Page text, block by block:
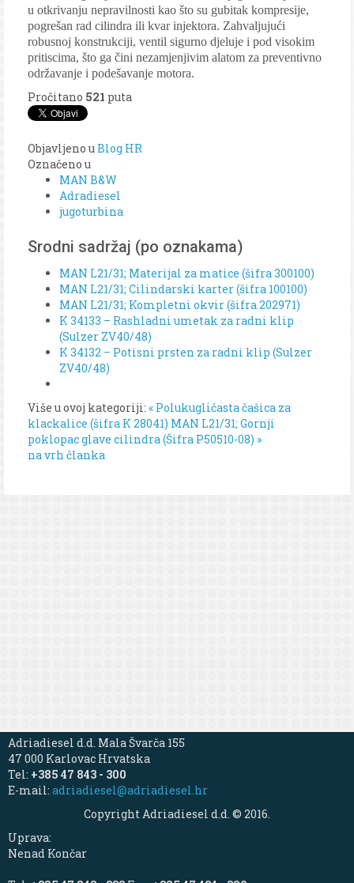
u otkrivanju nepravilnosti kao što su gubitak kompresije,
pogrešan rad cilindra ili kvar injektora. Zahvaljujući
robusnoj konstrukciji, ventil sigurno djeluje i pod visokim
pritiscima, što ga čini nezamjenjivim alatom za preventivno
održavanje i podešavanje motora.
Pročitano 521 puta
Objavljeno uBlog HR
Označeno u
MAN B&W
Adradiesel
jugoturbina
Srodni sadržaj (po oznakama)
MAN L21/31; Materijal za matice (šifra 300100)
MAN L21/31; Cilindarski karter (šifra 100100)
MAN L21/31; Kompletni okvir (šifra 202971)
K 34133 – Rashladni umetak za radni klip
(Sulzer ZV40/48)
K 34132 – Potisni prsten za radni klip (Sulzer
ZV40/48)
Više u ovoj kategoriji: « Polukugličasta čašica za
klackalice (šifra K 28041) MAN L21/31; Gornji
poklopac glave cilindra (Šifra P50510-08) »
na vrh članka
Adriadiesel d.d. Mala Švarča 155
47 000 Karlovac Hrvatska
Tel: +385 47 843 - 300
E-mail: adriadiesel@adriadiesel.hr
Copyright Adriadiesel d.d. © 2016.
Uprava:
Nenad Končar